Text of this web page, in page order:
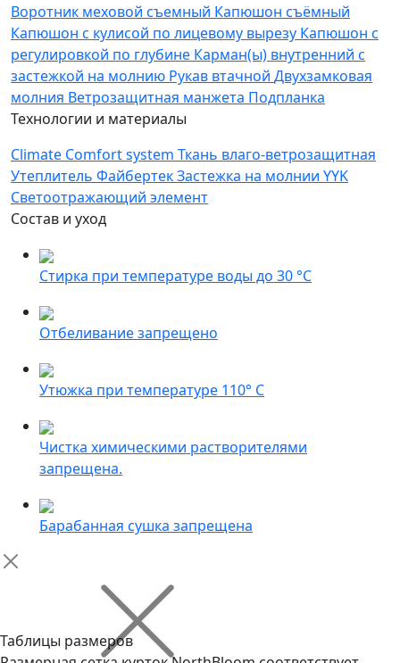
Воротник меховой съемный Капюшон cъёмный
Капюшон с кулисой по лицевому вырезу Капюшон с
регулировкой по глубине Карман(ы) внутренний с
застежкой на молнию Рукав втачной Двухзамковая
молния Ветрозащитная манжета Подпланка
Технологии и материалы
Climate Comfort system Ткань влаго-ветрозащитная
Утеплитель ФайбертекЗастежка на молнии YYK
Светоотражающий элемент
Состав и уход
Стирка при температуре воды до 30 °C
Отбеливание запрещено
Утюжка при температуре 110° С
Чистка химическими растворителями
запрещена.
Барабанная сушка запрещена
Таблицы размеров